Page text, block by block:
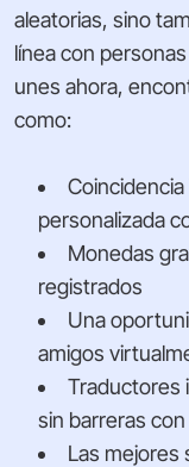
aleatorias, sino
línea con
unes ahora,
como:
personalizada
Monedas
registrados
Una
amigos
Traductores
sin barreras
Las mejores